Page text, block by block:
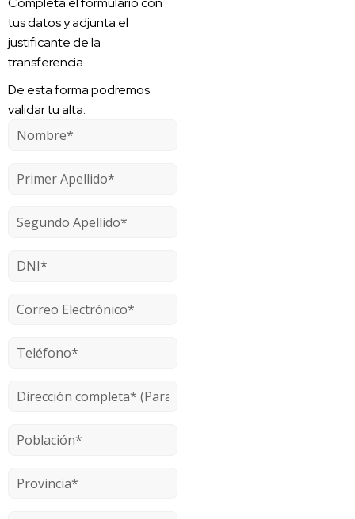
tus datos y adjunta el
justificante de la
transferencia.
De esta forma podremos
validar tu alta.